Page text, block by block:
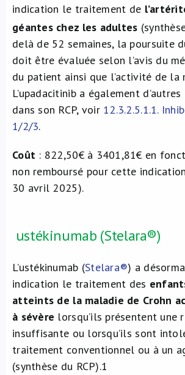
indication le traitement de
géantes chez les adultes
delà de 52 semaines, la poursuite
doit être évaluée selon l’avis du
du patient ainsi que l’activité de la
L’upadacitinib a également
dans son RCP, voir 12.3.2.5.1.1.
1/2/3.
Coût : 822,50€ à 3401,81€ en
non remboursé pour cette
30 avril 2025).
ustékinumab (Stelara®)
L’ustékinumab (Stelara®) a
indication le traitement des
atteints de la maladie de Crohn
à sévère lorsqu’ils présentent une
insuffisante ou lorsqu’ils sont
traitement conventionnel ou à un
(synthèse du RCP).1